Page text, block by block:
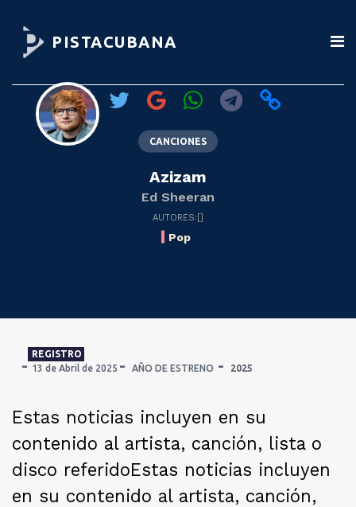
PISTACUBANA
CANCIONES
Azizam
Ed Sheeran
AUTORES:[]
Pop
REGISTRO
13 de Abril de 2025
AÑO DE ESTRENO 2025
Estas noticias incluyen en su
contenido al artista, canción, lista o
disco referidoEstas noticias incluyen
en su contenido al artista, canción,